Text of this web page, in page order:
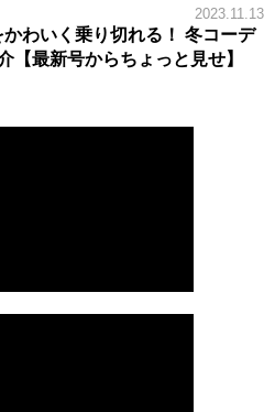
2023.11.13
わいく乗り切れる！ 冬コーデ
【最新号からちょっと見せ】